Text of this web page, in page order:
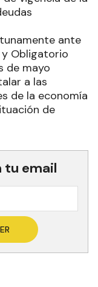
ante
y Obligatorio
de mayo
a las
de la economía
de
tu email